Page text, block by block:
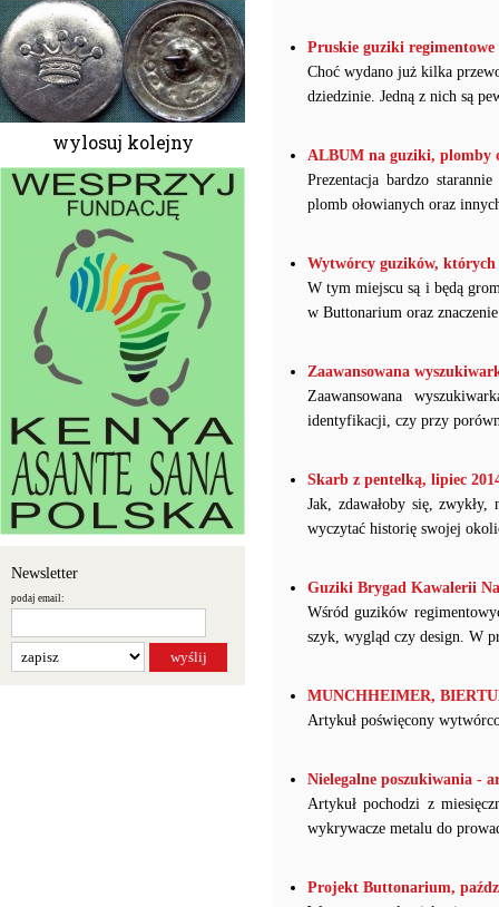
wylosuj kolejny
Newsletter
podaj email:
Pruskie guziki
Choć wydano już kilka
dziedzinie. Jedną z nich są
ALBUM na guziki, plomby
Prezentacja bardzo
plomb ołowianych oraz
Wytwórcy guzików,
W tym miejscu są i będą
w Buttonarium oraz
Zaawansowana
Zaawansowana
identyfikacji, czy przy
Skarb z pentelką, lipiec
Jak, zdawałoby się,
wyczytać historię swojej
Guziki Brygad Kawalerii
Wśród guzików
szyk, wygląd czy design. W
MUNCHHEIMER,
Artykuł poświęcony
Nielegalne poszukiwania -
Artykuł pochodzi z
wykrywacze metalu do
Projekt Buttonarium,